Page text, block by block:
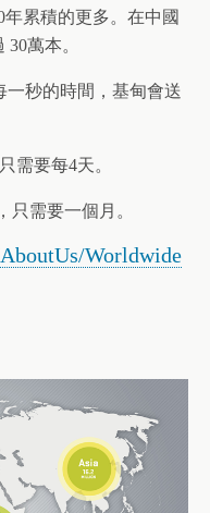
累積的更多。在中國
萬本。
一秒的時間，基甸會送
需要每4天。
只需要一個月。
Worldwide